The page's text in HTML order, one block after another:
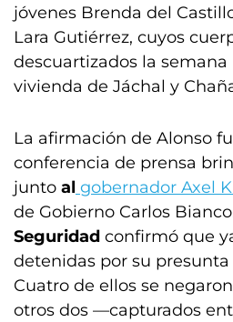
jóvenes Brenda del
Lara Gutiérrez, cuyos
descuartizados la semana
vivienda de Jáchal y
La afirmación de Alonso
conferencia de prensa
junto al gobernador Axel
de Gobierno Carlos
Seguridad confirmó que
detenidas por su
Cuatro de ellos se
otros dos —capturados